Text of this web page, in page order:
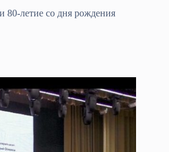
летие со дня рождения